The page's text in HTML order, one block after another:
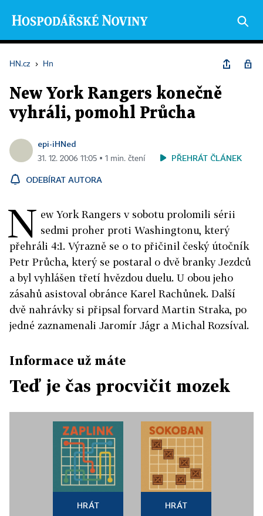
HN.cz › Hn
New York Rangers konečně
vyhráli, pomohl Průcha
epi-iHNed
31. 12. 2006 11:05 ▪ 1 min. čtení PŘEHRÁT ČLÁNEK
ODEBÍRAT AUTORA
N ew York Rangers v sobotu prolomili sérii
sedmi proher proti Washingtonu, který
přehráli 4:1. Výrazně se o to přičinil český útočník
Petr Průcha, který se postaral o dvě branky Jezdců
a byl vyhlášen třetí hvězdou duelu. U obou jeho
zásahů asistoval obránce Karel Rachůnek. Další
dvě nahrávky si připsal forvard Martin Straka, po
jedné zaznamenali Jaromír Jágr a Michal Rozsíval.
Informace už máte
Teď je čas procvičit mozek
HRÁT HRÁT